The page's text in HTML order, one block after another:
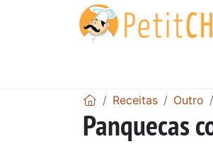
Receitas Outro
Panquecas